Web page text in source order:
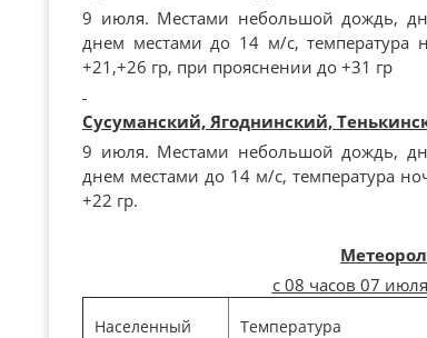
9 июля. Местами небольшой дождь,
днем местами до 14 м/с,
+21,+26 гр, при прояснении до +31 гр
Сусуманский, Ягоднинский,
9 июля. Местами небольшой дождь,
днем местами до 14 м/с, температура
+22 гр.
с 08 часов 07
Населенный
Температура